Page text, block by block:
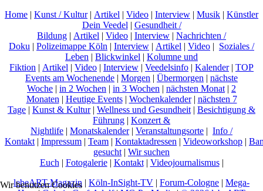
Home | Kunst / Kultur| Artikel | Video | Interview | Musik | Künstler
Dein Veedel | Gesundheit /
Bildung | Artikel | Video | Interview | Nachrichten /
Doku | Polizeimappe Köln | Interview | Artikel | Video | Soziales /
Leben | Blickwinkel | Kolumne und
Fiktion | Artikel | Video | Interview | Veedelsinfo | Kalender| TOP
Events am Wochenende | Morgen | Übermorgen | nächste
Woche | in 2 Wochen | in 3 Wochen | nächsten Monat | 2
Monaten | Heutige Events| Wochenkalender| nächsten 7
Tage | Kunst & Kultur| Wellness und Gesundheit | Besichtigung &
Führung | Konzert &
Nightlife | Monatskalender| Veranstaltungsorte | Info /
Kontakt | Impressum | Team | Kontaktadressen | Videoworkshop |
gesucht | Wir suchen
Euch | Fotogalerie| Kontakt| Videojournalismus|
lebeART-Magazin | Köln-InSight-TV | Forum-Cologne | Mega-
Wir benutzen Cookies